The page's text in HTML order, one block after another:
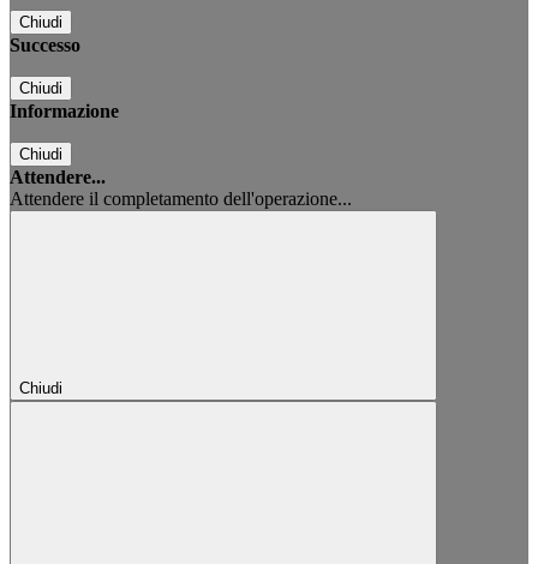
Chiudi
Successo
Chiudi
Informazione
Chiudi
Attendere...
Attendere il completamento dell'operazione...
Chiudi